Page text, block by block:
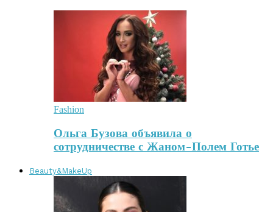
Fashion
Ольга Бузова объявила о
сотрудничестве с Жаном-Полем Готье
Beauty&MakeUp